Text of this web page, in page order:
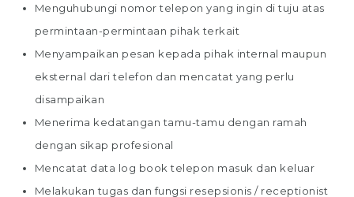
Menguhubungi nomor telepon yang ingin di tuju atas
permintaan-permintaan pihak terkait
Menyampaikan pesan kepada pihak internal maupun
eksternal dari telefon dan mencatat yang perlu
disampaikan
Menerima kedatangan tamu-tamu dengan ramah
dengan sikap profesional
Mencatat data log book telepon masuk dan keluar
Melakukan tugas dan fungsi resepsionis / receptionist